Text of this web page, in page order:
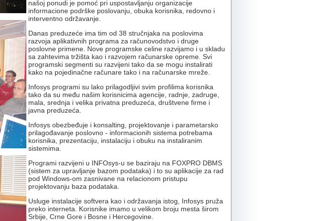
našoj ponudi je pomoć pri uspostavljanju organizacije
informacione podrške poslovanju, obuka korisnika, redovno i
interventno održavanje.
Danas preduzeće ima tim od 38 stručnjaka na poslovima
razvoja aplikativnih programa za računovodstvo i druge
poslovne primene. Nove programske celine razvijamo i u skladu
sa zahtevima tržišta kao i razvojem računarske opreme. Svi
programski segmenti su razvijeni tako da se mogu instalirati
kako na pojedinačne računare tako i na računarske mreže.
Infosys programi su lako prilagodljivi svim profilima korisnika
tako da su među našim korisnicima agencije, radnje, zadruge,
mala, srednja i velika privatna preduzeća, društvene firme i
javna preduzeća.
Infosys obezbeđuje i konsalting, projektovanje i parametarsko
prilagođavanje poslovno - informacionih sistema potrebama
korisnika, prezentaciju, instalaciju i obuku na instaliranim
sistemima.
Programi razvijeni u INFOsys-u se baziraju na FOXPRO DBMS
(sistem za upravljanje bazom podataka) i to su aplikacije za rad
pod Windows-om zasnivane na relacionom pristupu
projektovanju baza podataka.
Usluge instalacije softvera kao i održavanja istog, Infosys pruža
preko interneta. Korisnike imamo u velikom broju mesta širom
Srbije, Crne Gore i Bosne i Hercegovine.